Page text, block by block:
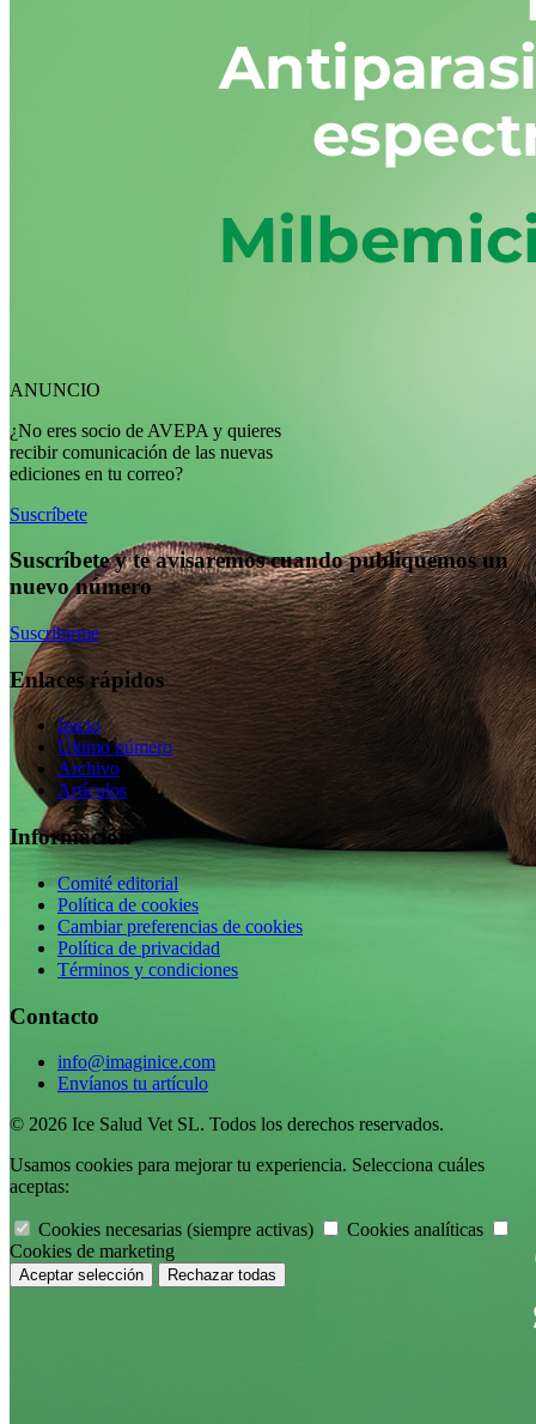
ANUNCIO
¿No eres socio de AVEPA y quieres
recibir comunicación de las nuevas
ediciones en tu correo?
Suscríbete
Suscríbete y te avisaremos cuando publiquemos un
nuevo número
Suscribirme
Enlaces rápidos
Inicio
Último número
Archivo
Artículos
Información
Comité editorial
Política de cookies
Cambiar preferencias de cookies
Política de privacidad
Términos y condiciones
Contacto
info@imaginice.com
Envíanos tu artículo
© 2026 Ice Salud Vet SL. Todos los derechos reservados.
Usamos cookies para mejorar tu experiencia. Selecciona cuáles
aceptas:
Cookies necesarias (siempre activas)
Cookies analíticas
Cookies de marketing
Rechazar todas